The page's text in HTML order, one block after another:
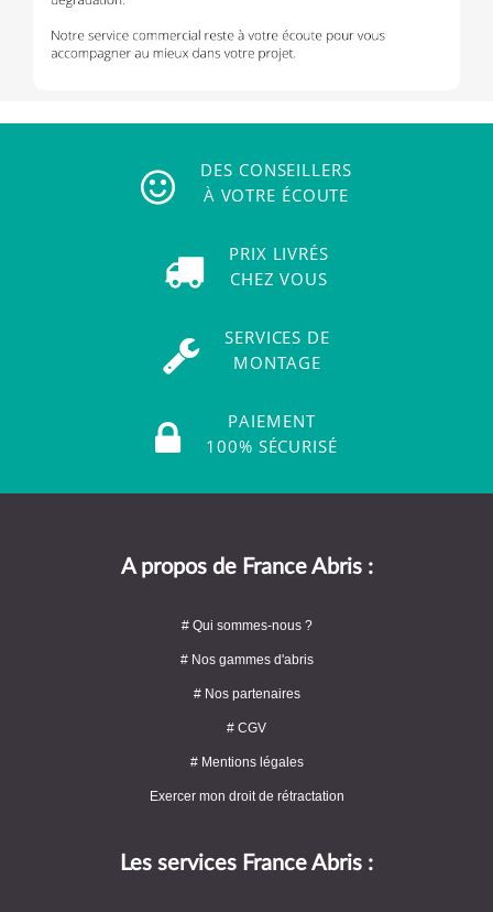
DES CONSEILLERS
À VOTRE ÉCOUTE
PRIX LIVRÉS
CHEZ VOUS
SERVICES DE
MONTAGE
PAIEMENT
100% SÉCURISÉ
A propos de France Abris :
# Qui sommes-nous ?
# Nos gammes d'abris
# Nos partenaires
# CGV
# Mentions légales
Exercer mon droit de rétractation
Les services France Abris :